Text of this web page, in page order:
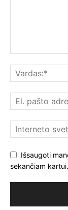
Išsaugoti
sekančiam kartui.